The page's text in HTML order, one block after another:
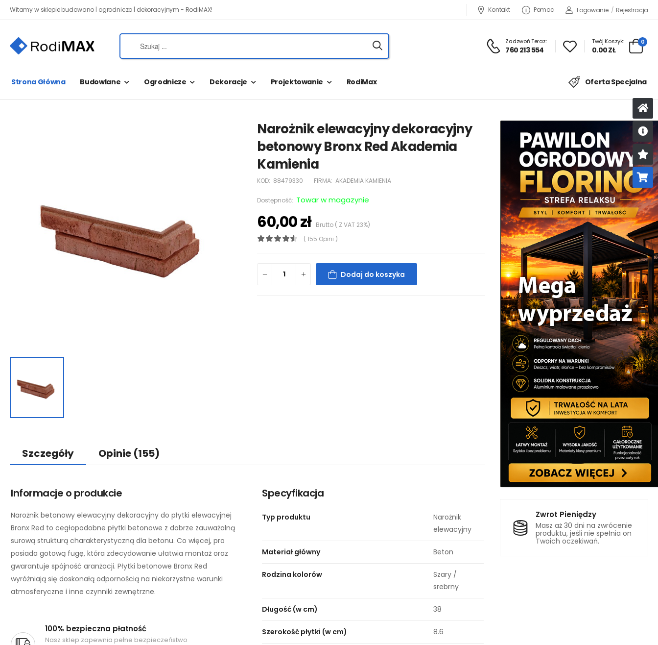
Witamy w sklepie budowano | ogrodniczo | dekoracyjnym - RodiMAX! Kontakt Pomoc Logowanie / Rejestracja
Zadzwoń Teraz:
760 213 554
Twój Koszyk:
0.00 ZŁ
0
Strona Główna Budowlane Ogrodnicze Dekoracje Projektowanie RodiMax Oferta Specjalna
Zwrot Pieniędzy
Masz aż 30 dni na zwrócenie
produktu, jeśli nie spełnia on
Twoich oczekiwań.
Narożnik elewacyjny dekoracyjny
betonowy Bronx Red Akademia
Kamienia
KOD: 88479330 FIRMA: AKADEMIA KAMIENIA
Dostępność: Towar w magazynie
60,00 złBrutto ( Z VAT 23%)
( 155 Opini )
Dodaj do koszyka
Szczegóły Opinie (155)
Informacje o produkcie
Narożnik betonowy elewacyjny dekoracyjny do płytki elewacyjnej
Bronx Red to cegłopodobne płytki betonowe z dobrze zauważalną
surową strukturą charakterystyczną dla betonu. Co więcej, pro
posiada gotową fugę, która zdecydowanie ułatwia montaż oraz
gwarantuje spójność aranżacji. Płytki betonowe Bronx Red
wyróżniają się doskonałą odpornością na niekorzystne warunki
atmosferyczne i inne czynniki zewnętrzne.
100% bezpieczna płatność
Nasz sklep zapewnia pełne bezpieczeństwo
Specyfikacja
Typ produktu
Narożnik
elewacyjny
Materiał główny Beton
Rodzina kolorów
Szary /
srebrny
Długość (w cm) 38
Szerokość płytki (w cm) 8.6